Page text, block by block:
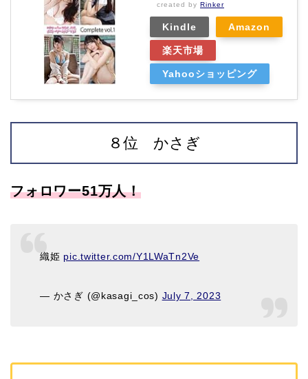
created by Rinker
Kindle Amazon
楽天市場
Yahooショッピング
８位 かさぎ
フォロワー51万人！
織姫 pic.twitter.com/Y1LWaTn2Ve
— かさぎ (@kasagi_cos) July 7, 2023